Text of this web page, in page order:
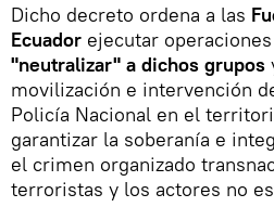
Dicho decreto ordena a las
Ecuador ejecutar
"neutralizar" a dichos grupos
movilización e intervención
Policía Nacional en el
garantizar la soberanía e
el crimen organizado
terroristas y los actores no